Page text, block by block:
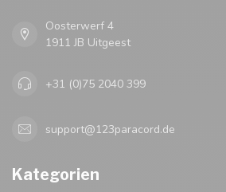
Oosterwerf 4
1911 JB Uitgeest
+31 (0)75 2040 399
support@123paracord.de
Kategorien